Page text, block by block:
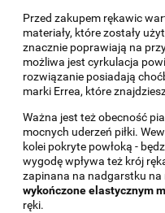
Przed zakupem rękawic
materiały, które zostały
znacznie poprawiają na
możliwa jest cyrkulacja
rozwiązanie posiadają
marki Errea, które
Ważna jest też obecność
mocnych uderzeń piłki.
kolei pokryte powłoką -
wygodę wpływa też krój
zapinana na nadgarstku na
wykończone elastycznym
ręki.